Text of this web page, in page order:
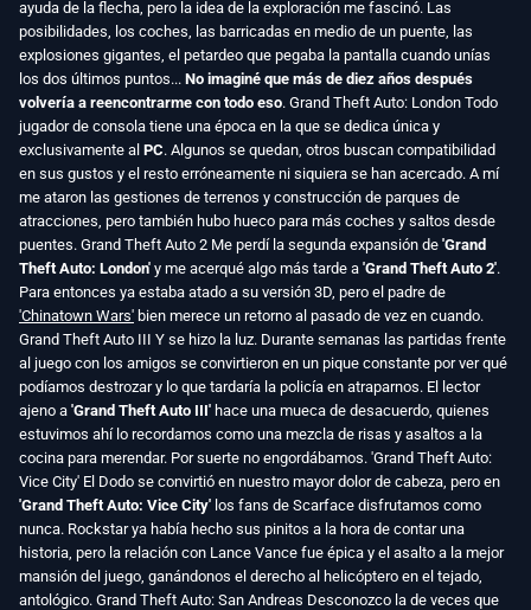
ayuda de la flecha, pero la idea de la exploración me fascinó. Las
posibilidades, los coches, las barricadas en medio de un puente, las
explosiones gigantes, el petardeo que pegaba la pantalla cuando unías
los dos últimos puntos... No imaginé que más de diez años después
volvería a reencontrarme con todo eso. Grand Theft Auto: London Todo
jugador de consola tiene una época en la que se dedica única y
exclusivamente al PC. Algunos se quedan, otros buscan compatibilidad
en sus gustos y el resto erróneamente ni siquiera se han acercado. A mí
me ataron las gestiones de terrenos y construcción de parques de
atracciones, pero también hubo hueco para más coches y saltos desde
puentes. Grand Theft Auto 2 Me perdí la segunda expansión de 'Grand
Theft Auto: London' y me acerqué algo más tarde a 'Grand Theft Auto 2'.
Para entonces ya estaba atado a su versión 3D, pero el padre de
'Chinatown Wars' bien merece un retorno al pasado de vez en cuando.
Grand Theft Auto III Y se hizo la luz. Durante semanas las partidas frente
al juego con los amigos se convirtieron en un pique constante por ver qué
podíamos destrozar y lo que tardaría la policía en atraparnos. El lector
ajeno a 'Grand Theft Auto III' hace una mueca de desacuerdo, quienes
estuvimos ahí lo recordamos como una mezcla de risas y asaltos a la
cocina para merendar. Por suerte no engordábamos. 'Grand Theft Auto:
Vice City' El Dodo se convirtió en nuestro mayor dolor de cabeza, pero en
'Grand Theft Auto: Vice City' los fans de Scarface disfrutamos como
nunca. Rockstar ya había hecho sus pinitos a la hora de contar una
historia, pero la relación con Lance Vance fue épica y el asalto a la mejor
mansión del juego, ganándonos el derecho al helicóptero en el tejado,
antológico. Grand Theft Auto: San Andreas Desconozco la de veces que